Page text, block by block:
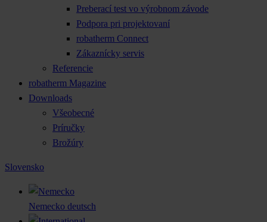
Preberací test vo výrobnom závode
Podpora pri projektovaní
robatherm Connect
Zákaznícky servis
Referencie
robatherm Magazine
Downloads
Všeobecné
Príručky
Brožúry
Slovensko
Nemecko deutsch